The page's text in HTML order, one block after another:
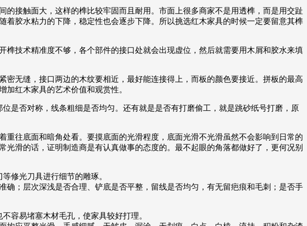
接触面大，这样的榫比较牢固而且耐用。市面上很多商家不是用透榫，而是用交趾
胶水粘力的下降，稳定性也会逐步下降。所以挑选红木家具的时候一定要留意其榫
技术精准度不够，各个部件的接口处就会出现虚位，然后就需要用木屑和胶水来填
无缝，接口两边的木纹要相近，最好能连接得上，而板的颜色要接近。拼板的最高
红木家具的艺术价值和观赏性。
是否对称，线条粗细是否均匀。还有就是是否有打磨偷工，就是跳砂纸号打磨，原
往底面和暗角处看。要摸底面的光滑程度，底面光滑不光滑虽然不会影响到日常的
滑的话，证明制造商是有认真做事的态度的。最不起眼的角落都做好了，更何况别
修光刀具进行细节的雕琢。
；层次深浅是否合理、铲底是否平整，留线是否均匀，有无留疤痕和毛刺；是否手
容易堵塞木材毛孔，使家具较好打理。